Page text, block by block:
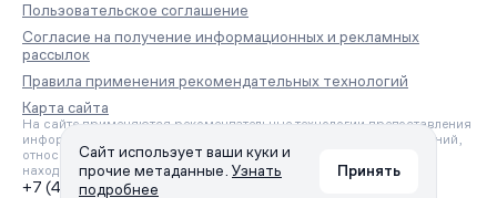
Пользовательское соглашение
Согласие на получение информационных и рекламных
рассылок
Правила применения рекомендательных технологий
Карта сайта
На сайте применяются рекомендательные технологии предоставления
информации на основе сбора, систематизации и анализа сведений,
относящихся к предпочтениям пользователей сети «Интернет»,
находящихся на территории Российской Федерации.
+7 (495) 157-88-80
Сайт использует ваши куки и
прочие метаданные. Узнать
подробнее
Принять